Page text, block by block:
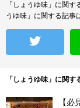
「しょうゆ味」に関す
うゆ味」に関する記事
「しょうゆ味」に関す
【